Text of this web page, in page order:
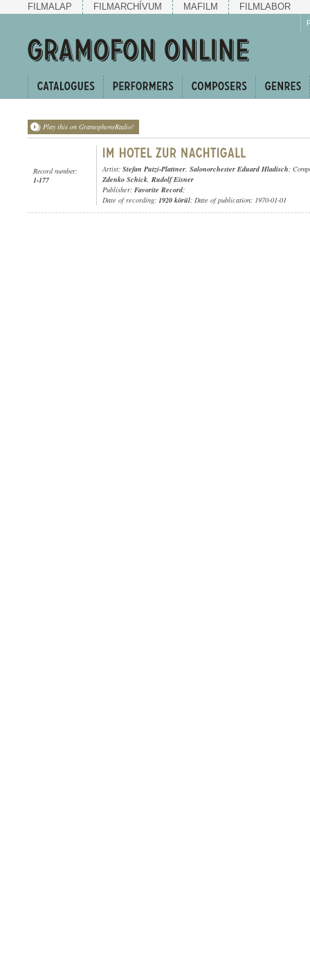
FILMALAP FILMARCHÍVUM MAFILM FILMLABOR
Play this on GramophoneRadio!
Record number:
1-177
Artist: Stefan Putzi-Plattner, Salonorchester Eduard Hladisch;
Zdenko Schick, Rudolf Eisner
Publisher: Favorite Record;
Date of recording: 1920 körül; Date of publication: 1970-01-01